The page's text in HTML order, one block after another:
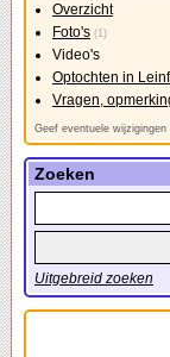
Overzicht
Foto's (1)
Video's
Optochten in
Vragen,
Geef eventuele
Zoeken
Uitgebreid zoeken